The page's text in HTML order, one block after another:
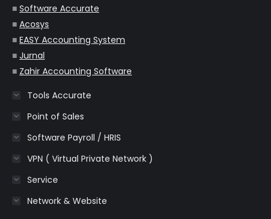
windowwindowwindowwindowwindow
■ Software Accurate
■ Acosys
■ EASY Accounting System
■ Jurnal
■ Zahir Accounting Software
Tools Accurate
Point of Sales
Software Payroll / HRIS
VPN ( Virtual Private Network )
Service
Network & Website